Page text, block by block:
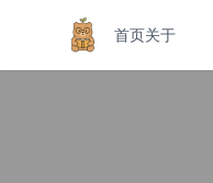
首页关于